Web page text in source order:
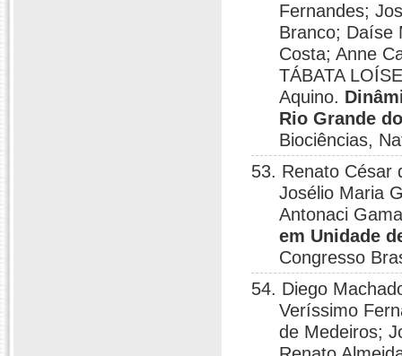
Fernandes;
Branco; Daíse
Costa; Anne
TÁBATA
Aquino.
Rio Grande
Biociências,
53. Renato César
Josélio Maria
Antonaci
em Unidade
Congresso
54. Diego
Veríssimo
de Medeiros;